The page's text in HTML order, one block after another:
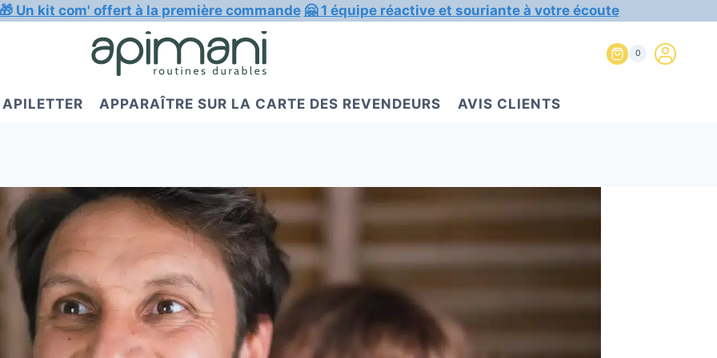
🎁 Un kit com' offert à la première commande 🤗 1 équipe réactive et souriante à votre écoute
0
APILETTER APPARAÎTRE SUR LA CARTE DES REVENDEURS AVIS CLIENTS